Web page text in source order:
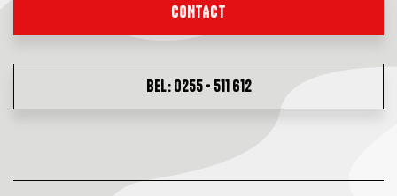
CONTACT
BEL: 0255 - 511 612